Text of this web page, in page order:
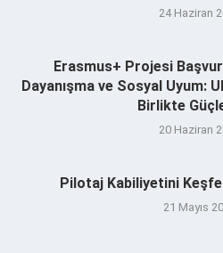
24 Haziran
Erasmus+ Projesi
Dayanışma ve Sosyal Uyum:
Birlikte
20 Haziran
Pilotaj Kabiliyetini
21 Mayıs